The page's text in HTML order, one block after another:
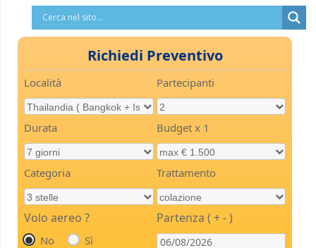
Richiedi Preventivo
Località Partecipanti
Durata Budget x 1
Categoria Trattamento
Volo aereo ?
No Sì
Partenza ( + - )